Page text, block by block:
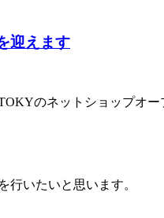
迎えます
のネットショップオー
行いたいと思います。